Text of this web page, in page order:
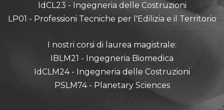
IdCL23 - Ingegneria delle Costruzioni
LP01 - Professioni Tecniche per l'Edilizia e il Territorio
I nostri corsi di laurea magistrale:
IBLM21 - Ingegneria Biomedica
IdCLM24 - Ingegneria delle Costruzioni
PSLM74 - Planetary Sciences